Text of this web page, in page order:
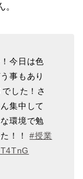
今日は色
事もあり
した！さ
集中して
環境で勉
た！！#授業